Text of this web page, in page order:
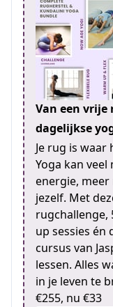
Van een
dagelijkse
Je rug is
Yoga kan
energie,
jezelf. Met
rugchallenge,
up sessies én
cursus van
lessen. Alles
in je leven te
€255, nu €33